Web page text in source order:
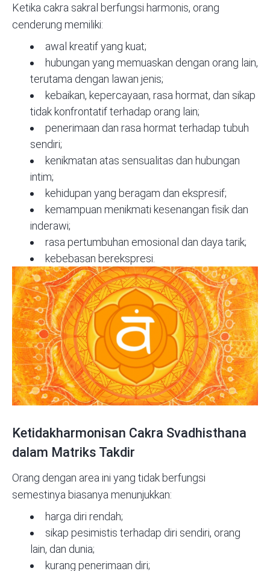
Ketika cakra sakral berfungsi harmonis, orang
cenderung memiliki:
awal kreatif yang kuat;
hubungan yang memuaskan dengan orang lain,
terutama dengan lawan jenis;
kebaikan, kepercayaan, rasa hormat, dan sikap
tidak konfrontatif terhadap orang lain;
penerimaan dan rasa hormat terhadap tubuh
sendiri;
kenikmatan atas sensualitas dan hubungan
intim;
kehidupan yang beragam dan ekspresif;
kemampuan menikmati kesenangan fisik dan
inderawi;
rasa pertumbuhan emosional dan daya tarik;
kebebasan berekspresi.
Ketidakharmonisan Cakra Svadhisthana
dalam Matriks Takdir
Orang dengan area ini yang tidak berfungsi
semestinya biasanya menunjukkan:
harga diri rendah;
sikap pesimistis terhadap diri sendiri, orang
lain, dan dunia;
kurang penerimaan diri;